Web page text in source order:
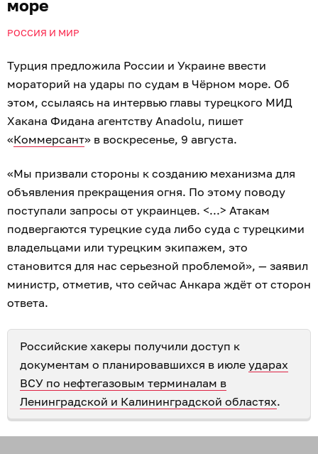
море
РОССИЯ И МИР
Турция предложила России и Украине ввести
мораторий на удары по судам в Чёрном море. Об
этом, ссылаясь на интервью главы турецкого МИД
Хакана Фидана агентству Anadolu, пишет
«Коммерсант» в воскресенье, 9 августа.
«Мы призвали стороны к созданию механизма для
объявления прекращения огня. По этому поводу
поступали запросы от украинцев. <...> Атакам
подвергаются турецкие суда либо суда с турецкими
владельцами или турецким экипажем, это
становится для нас серьезной проблемой», — заявил
министр, отметив, что сейчас Анкара ждёт от сторон
ответа.
Российские хакеры получили доступ к
документам о планировавшихся в июле ударах
ВСУ по нефтегазовым терминалам в
Ленинградской и Калининградской областях.